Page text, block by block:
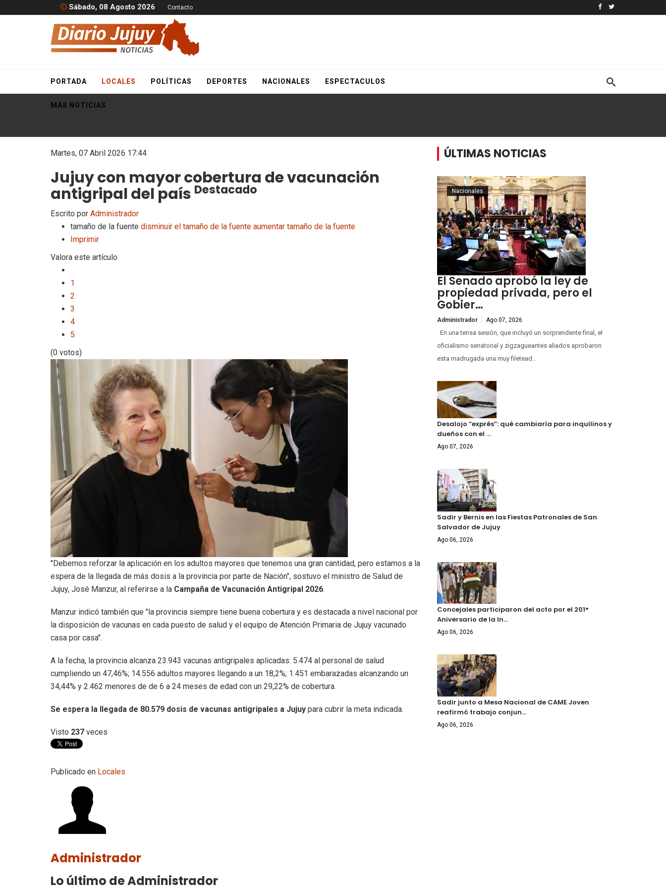
Sábado, 08 Agosto 2026 Contacto
PORTADA LOCALES POLÍTICAS DEPORTES NACIONALES ESPECTACULOS
MÁS NOTICIAS
Martes, 07 Abril 2026 17:44
Jujuy con mayor cobertura de vacunación
antigripal del país Destacado
Escrito por Administrador
tamaño de la fuente disminuir el tamaño de la fuente aumentar tamaño de la fuente
Imprimir
Valora este artículo
1
2
3
4
5
(0 votos)
"Debemos reforzar la aplicación en los adultos mayores que tenemos una gran cantidad, pero estamos a la
espera de la llegada de más dosis a la provincia por parte de Nación", sostuvo el ministro de Salud de
Jujuy, José Manzur, al referirse a la Campaña de Vacunación Antigripal 2026.
Manzur indicó también que "la provincia siempre tiene buena cobertura y es destacada a nivel nacional por
la disposición de vacunas en cada puesto de salud y el equipo de Atención Primaria de Jujuy vacunado
casa por casa".
A la fecha, la provincia alcanza 23.943 vacunas antigripales aplicadas: 5.474 al personal de salud
cumpliendo un 47,46%; 14.556 adultos mayores llegando a un 18,2%; 1.451 embarazadas alcanzando un
34,44% y 2.462 menores de de 6 a 24 meses de edad con un 29,22% de cobertura.
Se espera la llegada de 80.579 dosis de vacunas antigripales a Jujuy para cubrir la meta indicada.
Visto 237 veces
Publicado en Locales
Administrador
Lo último de Administrador
ÚLTIMAS NOTICIAS
El Senado aprobó la ley de
propiedad privada, pero el
Gobier…
Administrador Ago 07, 2026
Nacionales
En una tensa sesión, que incluyó un sorprendente final, el
oficialismo senatorial y zigzagueantes aliados aprobaron
esta madrugada una muy filetead...
Desalojo “exprés”: qué cambiaría para inquilinos y
dueños con el …
Ago 07, 2026
Sadir y Bernis en las Fiestas Patronales de San
Salvador de Jujuy
Ago 06, 2026
Concejales participaron del acto por el 201°
Aniversario de la In…
Ago 06, 2026
Sadir junto a Mesa Nacional de CAME Joven
reafirmó trabajo conjun…
Ago 06, 2026